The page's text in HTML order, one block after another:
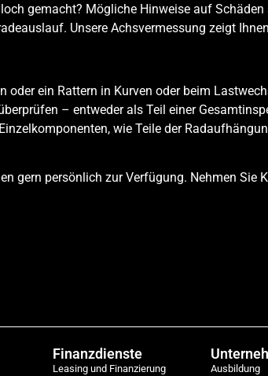
gemacht? Mögliche Hinweise auf
Unsere Achsvermessung zeigt
oder ein Rattern in Kurven oder beim
– entweder als Teil einer
wie Teile der
gern persönlich zur Verfügung. Nehmen Sie
Finanzdienste
Leasing und Finanzierung
Ausbildung